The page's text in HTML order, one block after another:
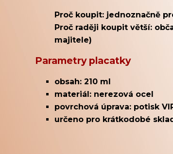
Proč koupit: jednoznačně
Proč raději koupit větší:
majitele)
Parametry placatky
obsah: 210 ml
materiál: nerezová ocel
povrchová úprava: potisk
určeno pro krátkodobé